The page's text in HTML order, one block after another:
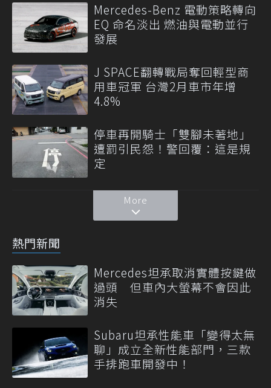
Mercedes-Benz 電動策略轉向
EQ 命名淡出 燃油與電動並行
發展
J SPACE翻轉戰局奪回輕型商
用車冠軍 台灣2月車市年增
4.8%
停車再開騎士「雙腳未著地」
遭罰引民怨！警回覆：這是規
定
More
熱門新聞
Mercedes坦承取消實體按鍵做
過頭 但車內大螢幕不會因此
消失
Subaru坦承性能車「變得太無
聊」成立全新性能部門，三款
手排跑車開發中！